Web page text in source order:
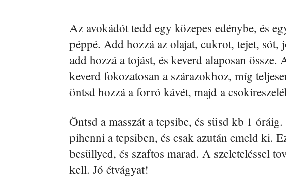
Az avokádót tedd egy közepes edénybe, és
péppé. Add hozzá az olajat, cukrot, tejet,
add hozzá a tojást, és keverd alaposan össze.
keverd fokozatosan a szárazokhoz, míg
öntsd hozzá a forró kávét, majd a
Öntsd a masszát a tepsibe, és süsd kb 1
pihenni a tepsiben, és csak azután emeld ki.
besüllyed, és szaftos marad. A szeleteléssel
kell. Jó étvágyat!